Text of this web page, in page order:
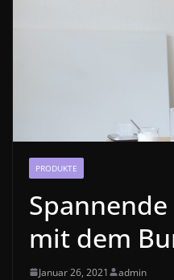
PRODUKTE
mit dem
Januar 26, 2021 admin